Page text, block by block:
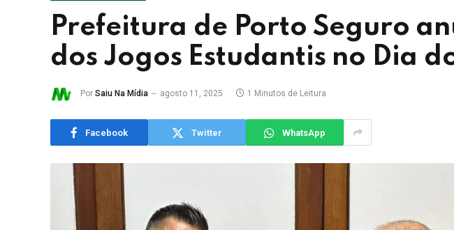
Prefeitura de Porto Seguro
dos Jogos Estudantis no Dia
Por Saiu Na Mídia agosto 11, 2025 1 Minutos de Leitura
Facebook Twitter WhatsApp